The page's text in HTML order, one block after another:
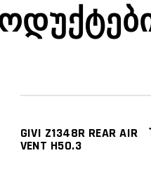
GIVI Z1348R REAR AIR
VENT H50.3